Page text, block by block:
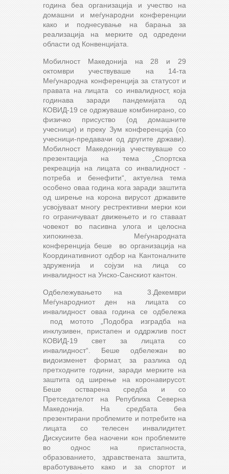
година беа организација и учество на
домашни и меѓународни конференции
како и поднесување на барања за
реализација на мерките од одредени
области од Конвенцијата.
Мобилност Македонија на 28 и 29
октомври учествуваше на 14-та
Меѓународна конференција за статусот и
правата на лицата со инвалидност, која
годинава заради пандемијата од
КОВИД-19 се одржуваше комбинирано, со
физичко присуство (од домашните
учесници) и преку Зум конференција (со
учесници-предавачи од другите држави).
Мобилност Македонија учествуваше со
презентација на тема „Спортска
рекреација на лицата со инвалидност -
потреба и бенефити“, актуелна тема
особено оваа година кога заради заштита
од ширење на корона вирусот државите
усвојуваат многу рестрективни мерки кои
го ограничуваат движењето и го ставаат
човекот во пасивна улога и целосна
хипокинеза. Меѓународната
конференција беше во организација на
Координативниот одбор на Кантоналните
здруженија и сојузи на лица со
инвалидност на Унско-Санскиот кантон.
Одбележувањето на 3.Декември
Меѓународниот ден на лицата со
инвалидност оваа година се одбележа
под мотото „Подобра изградба на
инклузивен, пристапен и оддржлив пост
КОВИД-19 свет за лицата со
инвалидност“. Беше одбележан во
видоизменет формат, за разлика од
претходните години, заради мерките на
заштита од ширење на коронавирусот.
Беше остварена средба и со
Претседателот на Република Северна
Македонија. На средбата беа
презентирани проблемите и потребите на
лицата со телесен инвалидитет.
Дискусиите беа наочени кон проблемите
во однос на пристапноста,
образованието, здравствената заштита,
вработувањето како и за спортот и